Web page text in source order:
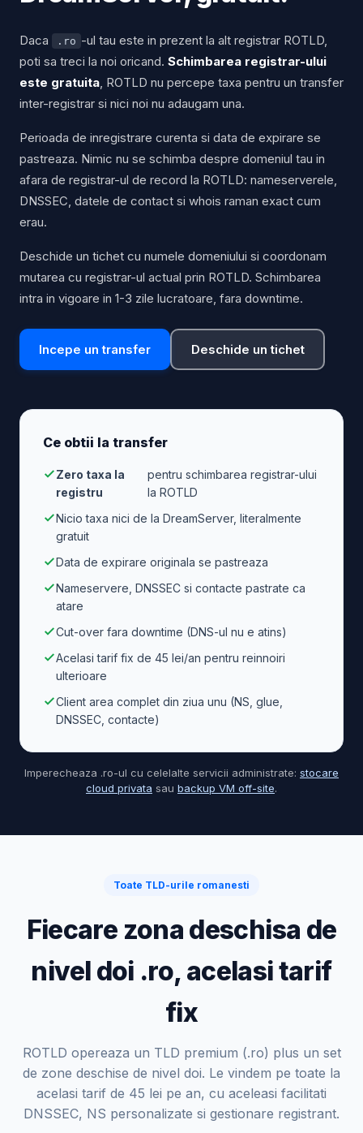
Daca .ro -ul tau este in prezent la alt registrar ROTLD,
poti sa treci la noi oricand. Schimbarea registrar-ului
este gratuita, ROTLD nu percepe taxa pentru un transfer
inter-registrar si nici noi nu adaugam una.
Perioada de inregistrare curenta si data de expirare se
pastreaza. Nimic nu se schimba despre domeniul tau in
afara de registrar-ul de record la ROTLD: nameserverele,
DNSSEC, datele de contact si whois raman exact cum
erau.
Deschide un tichet cu numele domeniului si coordonam
mutarea cu registrar-ul actual prin ROTLD. Schimbarea
intra in vigoare in 1-3 zile lucratoare, fara downtime.
Incepe un transfer Deschide un tichet
Ce obtii la transfer
Zero taxa la
registru
pentru schimbarea registrar-ului
la ROTLD
Nicio taxa nici de la DreamServer, literalmente
gratuit
Data de expirare originala se pastreaza
Nameservere, DNSSEC si contacte pastrate ca
atare
Cut-over fara downtime (DNS-ul nu e atins)
Acelasi tarif fix de 45 lei/an pentru reinnoiri
ulterioare
Client area complet din ziua unu (NS, glue,
DNSSEC, contacte)
Imperecheaza .ro-ul cu celelalte servicii administrate: stocare
cloud privata sau backup VM off-site.
Toate TLD-urile romanesti
Fiecare zona deschisa de
nivel doi .ro, acelasi tarif
fix
ROTLD opereaza un TLD premium (.ro) plus un set
de zone deschise de nivel doi. Le vindem pe toate la
acelasi tarif de 45 lei pe an, cu aceleasi facilitati
DNSSEC, NS personalizate si gestionare registrant.